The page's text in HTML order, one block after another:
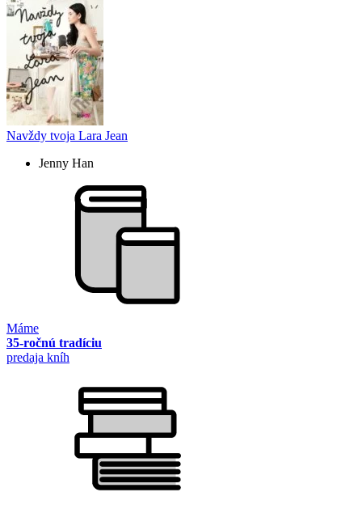
Navždy tvoja Lara Jean
Jenny Han
Máme
35-ročnú tradíciu
predaja kníh